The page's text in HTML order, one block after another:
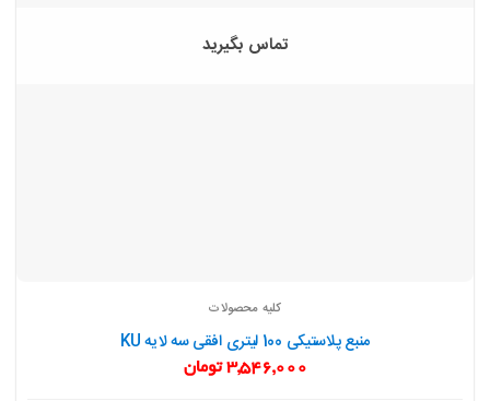
تماس بگیرید
کلیه محصولات
منبع پلاستیکی 100 لیتری افقی سه لایه KU
3,546,000 تومان